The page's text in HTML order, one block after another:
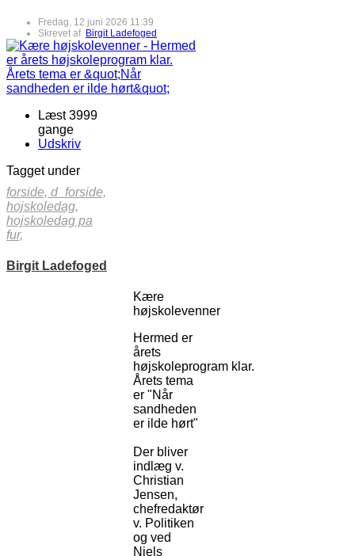
Fredag, 12 juni 2026 11:39
Skrevet af Birgit Ladefoged
Læst 3999
gange
Udskriv
Tagget under
forside, d_forside,
hojskoledag,
hojskoledag pa
fur,
Birgit Ladefoged
Kære
højskolevenner
Hermed er
årets
højskoleprogram klar.
Årets tema
er "Når
sandheden
er ilde hørt"
Der bliver
indlæg v.
Christian
Jensen,
chefredaktør
v. Politiken
og ved
Niels